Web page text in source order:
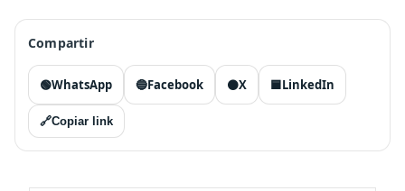
Compartir
🟢WhatsApp 🔵Facebook ⚫X 🟦LinkedIn
🔗Copiar link